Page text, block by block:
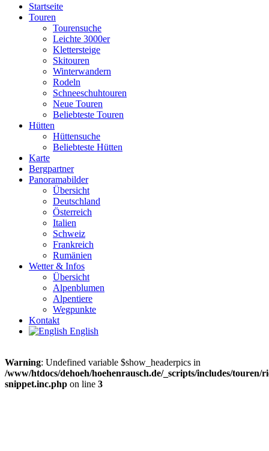
Startseite
Touren
Tourensuche
Leichte 3000er
Klettersteige
Skitouren
Winterwandern
Rodeln
Schneeschuhtouren
Neue Touren
Beliebteste Touren
Hütten
Hüttensuche
Beliebteste Hütten
Karte
Bergpartner
Panoramabilder
Übersicht
Deutschland
Österreich
Italien
Schweiz
Frankreich
Rumänien
Wetter & Infos
Übersicht
Alpenblumen
Alpentiere
Wegpunkte
Kontakt
English
Warning: Undefined variable $show_headerpics in
/www/htdocs/dehoeh/hoehenrausch.de/_scripts/includes/touren/
snippet.inc.php on line 3